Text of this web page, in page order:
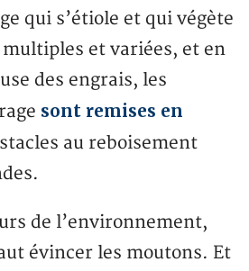
qui s’étiole et qui végète
et variées, et en
des engrais, les
sont remises en
au reboisement
de l’environnement,
évincer les moutons. Et